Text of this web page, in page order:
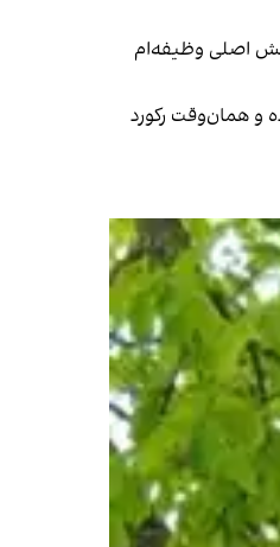
اصلی وظیفه‌ام
پیش از این نیز فلوریان ویرتز را با ۱۲۵میلیون یورو جذب کرده و همان‌وقت رکورد